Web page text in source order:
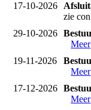
17-10-2026
zie
29-10-2026
Meer
19-11-2026
Meer
17-12-2026
Meer